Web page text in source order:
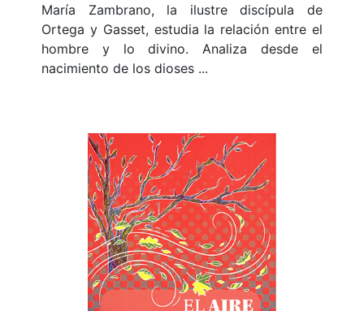
María Zambrano, la ilustre discípula de
Ortega y Gasset, estudia la relación entre el
hombre y lo divino. Analiza desde el
nacimiento de los dioses ...